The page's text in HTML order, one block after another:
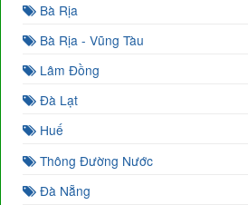
Bà Rịa
Bà Rịa - Vũng Tàu
Lâm Đồng
Đà Lạt
Huế
Thông Đường Nước
Đà Nẵng